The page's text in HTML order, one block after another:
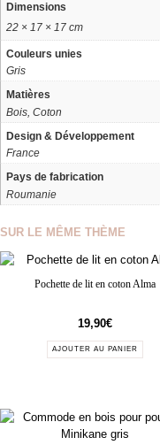
Dimensions
22 × 17 × 17 cm
Couleurs unies
Gris
Matières
Bois, Coton
Design & Développement
France
Pays de fabrication
Roumanie
SUR LE MÊME THÈME
Pochette de lit en coton Alma
19,90€
AJOUTER AU PANIER